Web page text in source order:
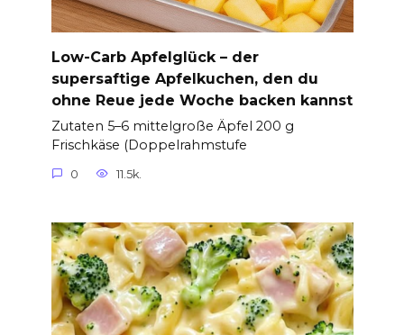
Low-Carb Apfelglück – der
supersaftige Apfelkuchen, den du
ohne Reue jede Woche backen kannst
Zutaten 5–6 mittelgroße Äpfel 200 g
Frischkäse (Doppelrahmstufe
0 11.5k.